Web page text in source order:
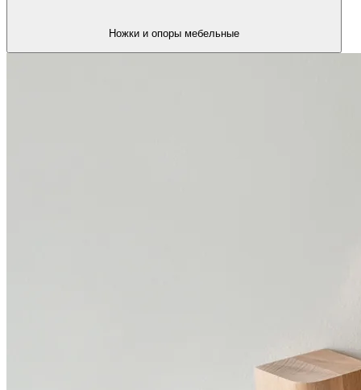
Ножки и опоры мебельные